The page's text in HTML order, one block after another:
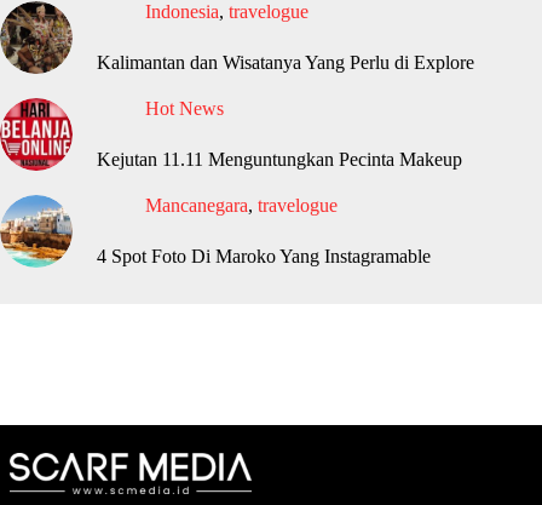
Indonesia, travelogue
Kalimantan dan Wisatanya Yang Perlu di Explore
Hot News
Kejutan 11.11 Menguntungkan Pecinta Makeup
Mancanegara, travelogue
4 Spot Foto Di Maroko Yang Instagramable